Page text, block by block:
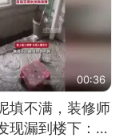
00:36
填不满，装修师
现漏到楼下：出